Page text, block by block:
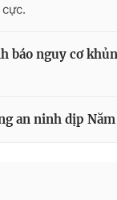
báo nguy cơ
an ninh dịp